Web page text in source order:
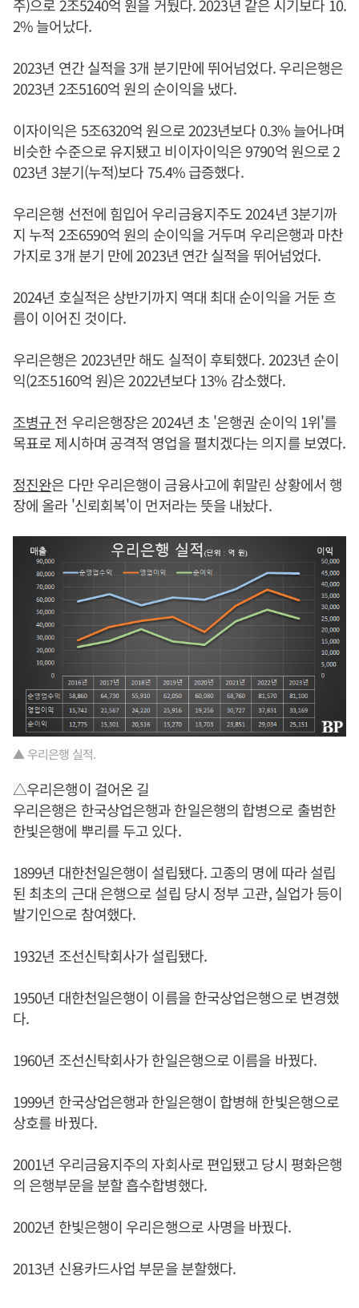
주)으로 2조5240억 원을 거뒀다. 2023년 같은 시기보다 10.
2% 늘어났다.
2023년 연간 실적을 3개 분기만에 뛰어넘었다. 우리은행은
2023년 2조5160억 원의 순이익을 냈다.
이자이익은 5조6320억 원으로 2023년보다 0.3% 늘어나며
비슷한 수준으로 유지됐고 비이자이익은 9790억 원으로 2
023년 3분기(누적)보다 75.4% 급증했다.
우리은행 선전에 힘입어 우리금융지주도 2024년 3분기까
지 누적 2조6590억 원의 순이익을 거두며 우리은행과 마찬
가지로 3개 분기 만에 2023년 연간 실적을 뛰어넘었다.
2024년 호실적은 상반기까지 역대 최대 순이익을 거둔 흐
름이 이어진 것이다.
우리은행은 2023년만 해도 실적이 후퇴했다. 2023년 순이
익(2조5160억 원)은 2022년보다 13% 감소했다.
조병규전 우리은행장은 2024년 초 '은행권 순이익 1위'를
목표로 제시하며 공격적 영업을 펼치겠다는 의지를 보였다.
정진완은 다만 우리은행이 금융사고에 휘말린 상황에서 행
장에 올라 '신뢰회복'이 먼저라는 뜻을 내놨다.
▲ 우리은행 실적.
△우리은행이 걸어온 길
우리은행은 한국상업은행과 한일은행의 합병으로 출범한
한빛은행에 뿌리를 두고 있다.
1899년 대한천일은행이 설립됐다. 고종의 명에 따라 설립
된 최초의 근대 은행으로 설립 당시 정부 고관, 실업가 등이
발기인으로 참여했다.
1932년 조선신탁회사가 설립됐다.
1950년 대한천일은행이 이름을 한국상업은행으로 변경했
다.
1960년 조선신탁회사가 한일은행으로 이름을 바꿨다.
1999년 한국상업은행과 한일은행이 합병해 한빛은행으로
상호를 바꿨다.
2001년 우리금융지주의 자회사로 편입됐고 당시 평화은행
의 은행부문을 분할 흡수합병했다.
2002년 한빛은행이 우리은행으로 사명을 바꿨다.
2013년 신용카드사업 부문을 분할했다.